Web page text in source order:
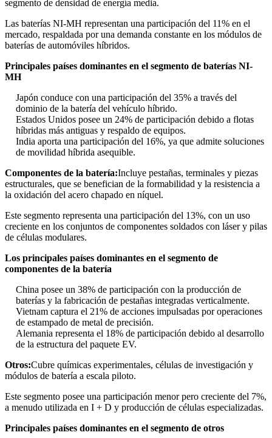
segmento de densidad de energía media.
Las baterías NI-MH representan una participación del 11% en el
mercado, respaldada por una demanda constante en los módulos de
baterías de automóviles híbridos.
Principales países dominantes en el segmento de baterías NI-
MH
Japón conduce con una participación del 35% a través del
dominio de la batería del vehículo híbrido.
Estados Unidos posee un 24% de participación debido a flotas
híbridas más antiguas y respaldo de equipos.
India aporta una participación del 16%, ya que admite soluciones
de movilidad híbrida asequible.
Componentes de la batería:Incluye pestañas, terminales y piezas
estructurales, que se benefician de la formabilidad y la resistencia a
la oxidación del acero chapado en níquel.
Este segmento representa una participación del 13%, con un uso
creciente en los conjuntos de componentes soldados con láser y pilas
de células modulares.
Los principales países dominantes en el segmento de
componentes de la batería
China posee un 38% de participación con la producción de
baterías y la fabricación de pestañas integradas verticalmente.
Vietnam captura el 21% de acciones impulsadas por operaciones
de estampado de metal de precisión.
Alemania representa el 18% de participación debido al desarrollo
de la estructura del paquete EV.
Otros:Cubre químicas experimentales, células de investigación y
módulos de batería a escala piloto.
Este segmento posee una participación menor pero creciente del 7%,
a menudo utilizada en I + D y producción de células especializadas.
Principales países dominantes en el segmento de otros